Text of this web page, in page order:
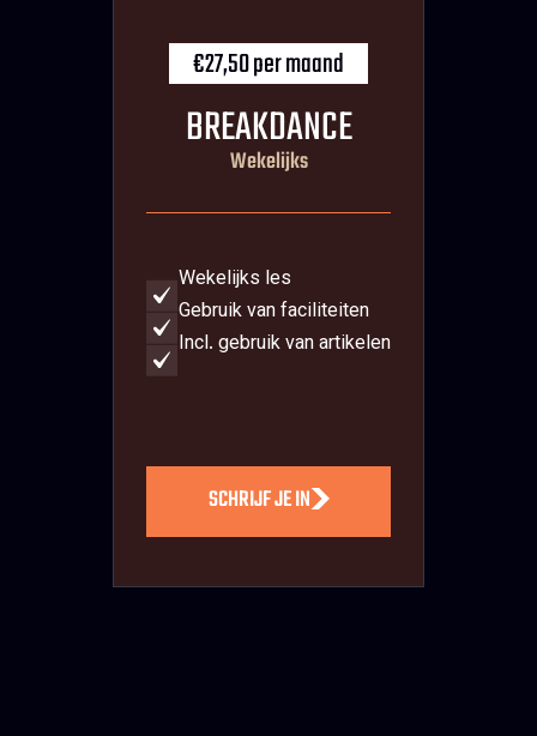
€27,50 per maand
BREAKDANCE
Wekelijks
Wekelijks les
Gebruik van faciliteiten
Incl. gebruik van artikelen
SCHRIJF JE IN